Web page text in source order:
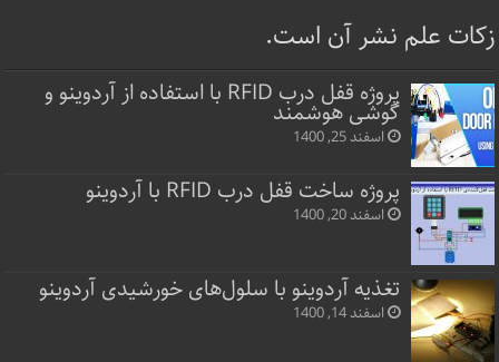
زکات علم نشر آن است.
پروژه قفل‌ درب RFID با استفاده از آردوینو و
گوشی هوشمند
اسفند 25, 1400
پروژه ساخت قفل‌ درب RFID با آردوینو
اسفند 20, 1400
تغذیه آردوینو با سلول‌های خورشیدی آردوینو
اسفند 14, 1400